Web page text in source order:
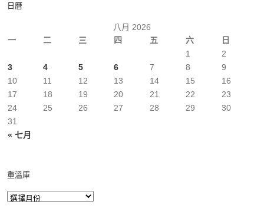
日曆
八月 2026
一
二 三 四 五 六 日
« 七月
1
2
3
4 5 6 7 8
9
10
11 12 13 14 15
16
17
18 19 20 21 22
23
24
25 26 27 28 29
30
31
重溫庫